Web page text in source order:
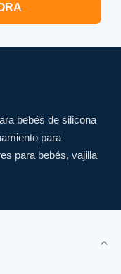
bebés de silicona
para
para bebés, vajilla